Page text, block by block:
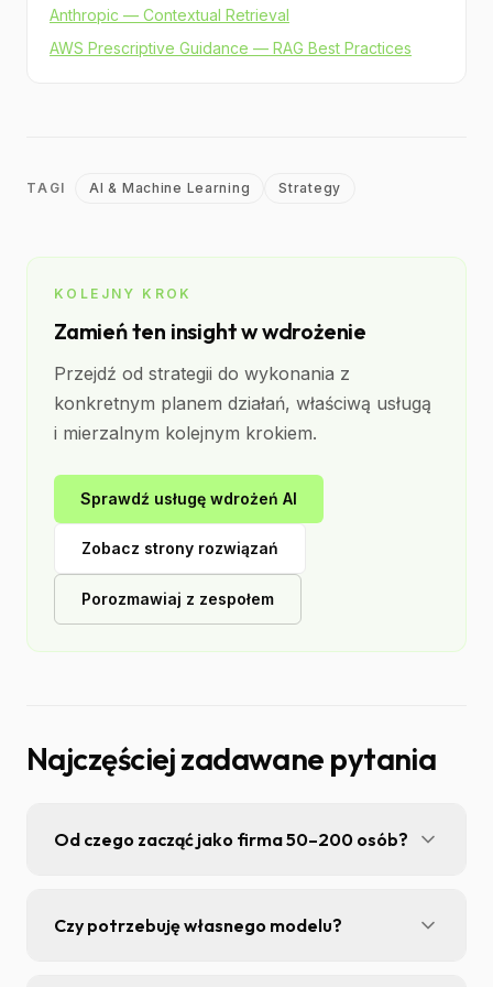
Anthropic — Contextual Retrieval
AWS Prescriptive Guidance — RAG Best Practices
TAGI AI & Machine Learning Strategy
KOLEJNY KROK
Zamień ten insight w wdrożenie
Przejdź od strategii do wykonania z
konkretnym planem działań, właściwą usługą
i mierzalnym kolejnym krokiem.
Sprawdź usługę wdrożeń AI
Zobacz strony rozwiązań
Porozmawiaj z zespołem
Najczęściej zadawane pytania
Od czego zacząć jako firma 50–200 osób?
logami — np. routing ticketów lub ekstrakcja
Czy potrzebuję własnego modelu?